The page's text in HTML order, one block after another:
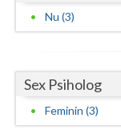
Nu (3)
Sex Psiholog
Feminin (3)